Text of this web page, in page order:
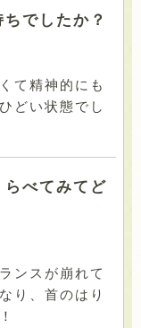
でしたか？
て精神的にも
どい状態でし
べてみてど
ンスが崩れて
り、首のはり